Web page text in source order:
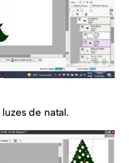
de natal.